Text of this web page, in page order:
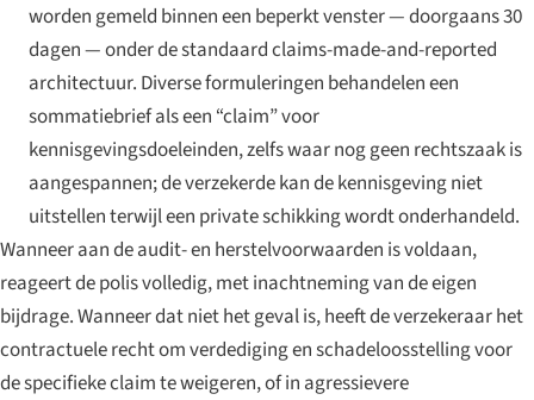
worden gemeld binnen een beperkt venster — doorgaans 30
dagen — onder de standaard claims-made-and-reported
architectuur. Diverse formuleringen behandelen een
sommatiebrief als een “claim” voor
kennisgevingsdoeleinden, zelfs waar nog geen rechtszaak is
aangespannen; de verzekerde kan de kennisgeving niet
uitstellen terwijl een private schikking wordt onderhandeld.
Wanneer aan de audit- en herstelvoorwaarden is voldaan,
reageert de polis volledig, met inachtneming van de eigen
bijdrage. Wanneer dat niet het geval is, heeft de verzekeraar het
contractuele recht om verdediging en schadeloosstelling voor
de specifieke claim te weigeren, of in agressievere